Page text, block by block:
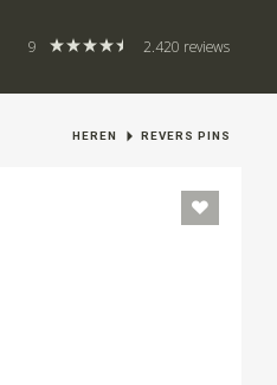
9 2.420 reviews
HEREN REVERS PINS